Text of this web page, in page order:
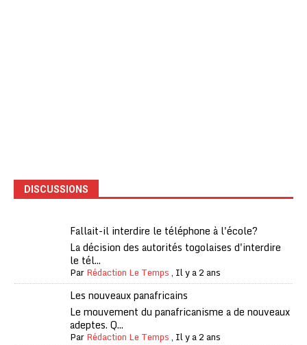
DISCUSSIONS
Fallait-il interdire le téléphone à l'école?
La décision des autorités togolaises d'interdire
le tél...
ParRédaction Le Temps, Il y a 2 ans
Les nouveaux panafricains
Le mouvement du panafricanisme a de nouveaux
adeptes. Q...
ParRédaction Le Temps, Il y a 2 ans